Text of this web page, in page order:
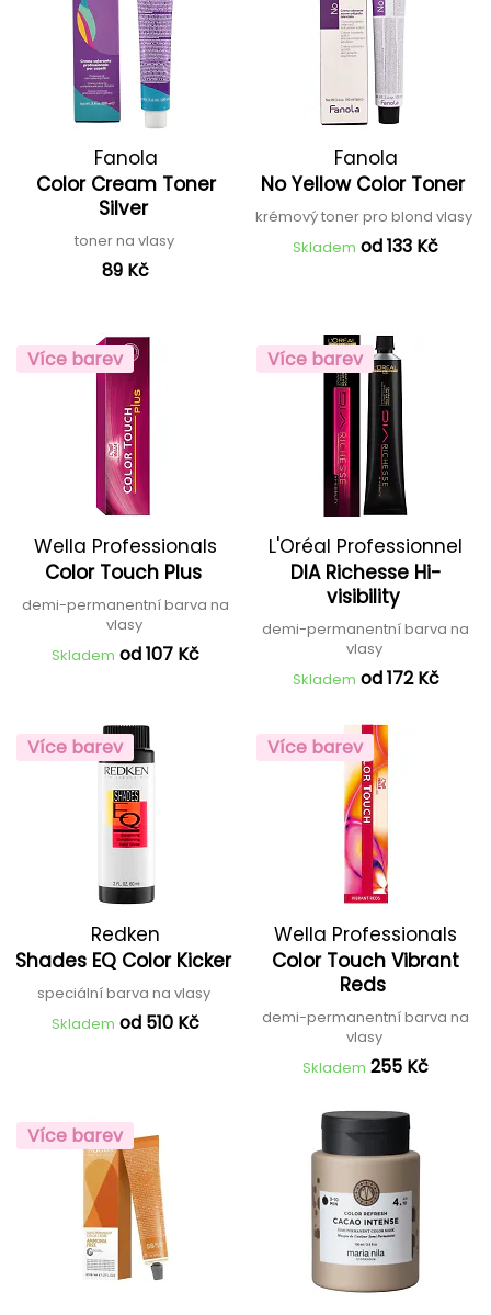
Fanola
Color Cream Toner
Silver
toner na vlasy
89 Kč
Fanola
No Yellow Color Toner
krémový toner pro blond vlasy
Skladem od 133 Kč
Více barev
Wella Professionals
Color Touch Plus
demi-permanentní barva na
vlasy
Skladem od 107 Kč
Více barev
L'Oréal Professionnel
DIA Richesse Hi-
visibility
demi-permanentní barva na
vlasy
Skladem od 172 Kč
Více barev
Redken
Shades EQ Color Kicker
speciální barva na vlasy
Skladem od 510 Kč
Více barev
Wella Professionals
Color Touch Vibrant
Reds
demi-permanentní barva na
vlasy
Skladem 255 Kč
Více barev